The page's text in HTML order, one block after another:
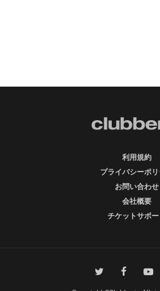
利用規約
プライバシーポ
お問い合わせ
会社概要
チケットサポー